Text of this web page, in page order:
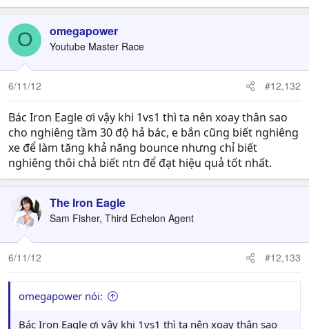
O omegapower
Youtube Master Race
6/11/12 #12,132
Bác Iron Eagle ơi vậy khi 1vs1 thì ta nên xoay thân sao
cho nghiêng tầm 30 độ hả bác, e bắn cũng biết nghiêng
xe để làm tăng khả năng bounce nhưng chỉ biết
nghiêng thôi chả biết ntn để đạt hiệu quả tốt nhất.
The Iron Eagle
Sam Fisher, Third Echelon Agent
6/11/12 #12,133
omegapower nói:
Bác Iron Eagle ơi vậy khi 1vs1 thì ta nên xoay thân sao